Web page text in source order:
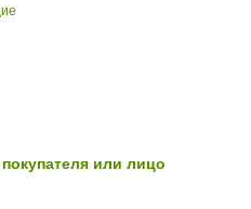
или лицо